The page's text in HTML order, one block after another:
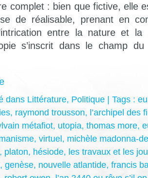
complet : bien que fictive, elle
de réalisable, prenant en
entre la nature et la
s’inscrit dans le champ
dans Littérature, Politique | Tags :
, raymond trousson, l’archipel des
métafiot, utopia, thomas more,
, virtuel, michèle madonna-
, platon, hésiode, les travaux et les
, genèse, nouvelle atlantide, francis